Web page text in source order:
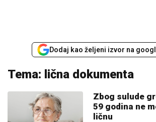
Dodaj kao željeni izvor na
Tema: lična dokumenta
Zbog sulude
59 godina ne
ličnu